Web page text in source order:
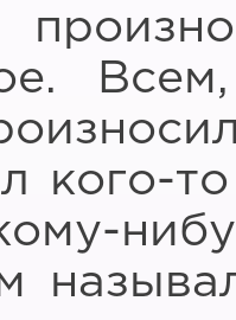
кого-